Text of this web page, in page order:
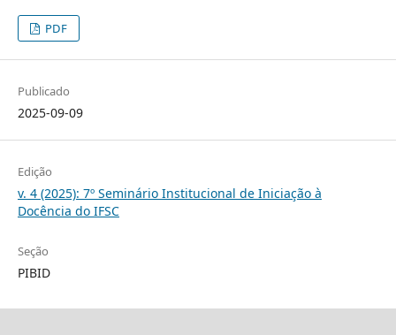
PDF
Publicado
2025-09-09
Edição
v. 4 (2025): 7º Seminário Institucional de Iniciação à
Docência do IFSC
Seção
PIBID